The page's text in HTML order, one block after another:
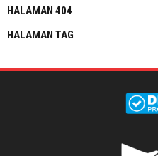
HALAMAN 404
HALAMAN TAG